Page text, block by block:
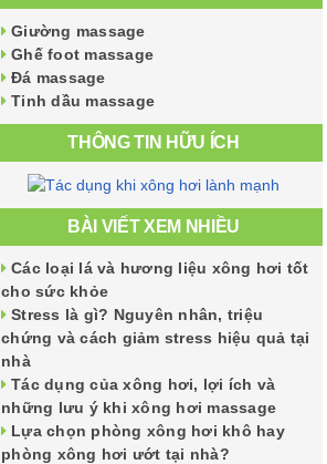
Giường massage
Ghế foot massage
Đá massage
Tinh dầu massage
THÔNG TIN HỮU ÍCH
BÀI VIẾT XEM NHIỀU
Các loại lá và hương liệu xông hơi tốt
cho sức khỏe
Stress là gì? Nguyên nhân, triệu
chứng và cách giảm stress hiệu quả tại
nhà
Tác dụng của xông hơi, lợi ích và
những lưu ý khi xông hơi massage
Lựa chọn phòng xông hơi khô hay
phòng xông hơi ướt tại nhà?